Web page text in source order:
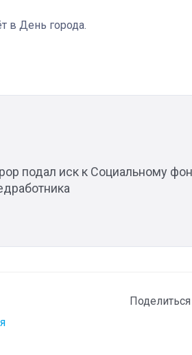
в День города.
подал иск к Социальному